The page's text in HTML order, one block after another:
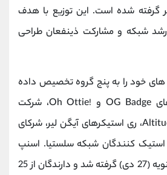
گرفته شده است. این توزیع با هدف
رشد شبکه و مشارکت ذینفعان طراحی
های خود را به پنج گروه تخصیص داده
است: دارندگان NFTهای OG Badge و !Oh Ottie، شرکت
‌کنندگان در کمپین Altitude، ری ‌استیکرهای آیگن‌ لیر، شرکای
استیک ‌کنندگان شبکه سلستیا. اسنپ
‌شات این توزیع در 17 ژانویه (27 دی) گرفته شد و دارندگان از 25